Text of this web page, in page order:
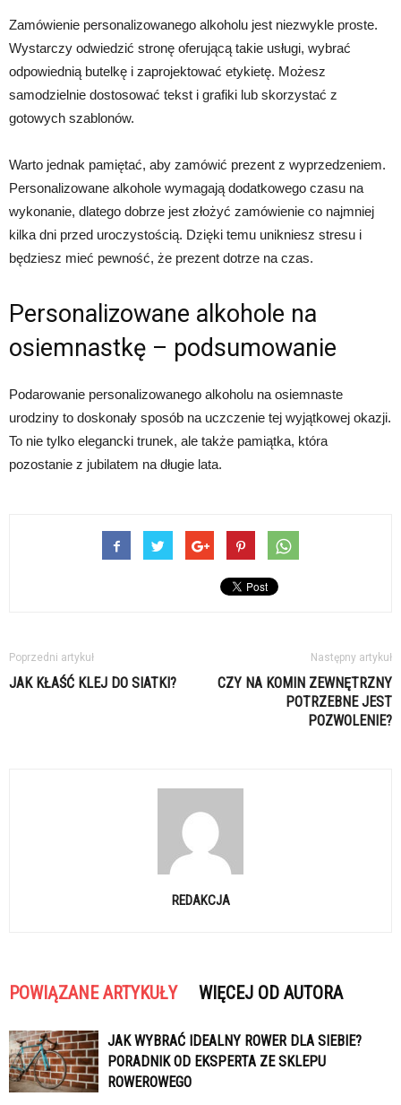
Zamówienie personalizowanego alkoholu jest niezwykle proste.
Wystarczy odwiedzić stronę oferującą takie usługi, wybrać
odpowiednią butelkę i zaprojektować etykietę. Możesz
samodzielnie dostosować tekst i grafiki lub skorzystać z
gotowych szablonów.
Warto jednak pamiętać, aby zamówić prezent z wyprzedzeniem.
Personalizowane alkohole wymagają dodatkowego czasu na
wykonanie, dlatego dobrze jest złożyć zamówienie co najmniej
kilka dni przed uroczystością. Dzięki temu unikniesz stresu i
będziesz mieć pewność, że prezent dotrze na czas.
Personalizowane alkohole na
osiemnastkę – podsumowanie
Podarowanie personalizowanego alkoholu na osiemnaste
urodziny to doskonały sposób na uczczenie tej wyjątkowej okazji.
To nie tylko elegancki trunek, ale także pamiątka, która
pozostanie z jubilatem na długie lata.
Poprzedni artykuł
JAK KŁAŚĆ KLEJ DO SIATKI?
Następny artykuł
CZY NA KOMIN ZEWNĘTRZNY
POTRZEBNE JEST
POZWOLENIE?
REDAKCJA
POWIĄZANE ARTYKUŁY WIĘCEJ OD AUTORA
JAK WYBRAĆ IDEALNY ROWER DLA SIEBIE?
PORADNIK OD EKSPERTA ZE SKLEPU
ROWEROWEGO